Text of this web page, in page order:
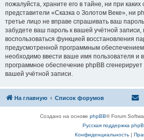
пожалуйста, храните его в тайне, ни при каких
представители «Сказка о Золотом Веке», ни
третье лицо не вправе спрашивать ваш
забудете ваш пароль к вашей учётной записи,
воспользоваться функцией восстановления
предусмотренной программным
необходимо ввести ваше имя пользователя и
программное обеспечение phpBB
вашей учётной записи.
На главную Список форумов
Создано на основе phpBB® Forum
Русская поддержка
Конфиденциальность|